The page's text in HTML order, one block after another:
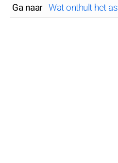
Ga naar Wat onthult het